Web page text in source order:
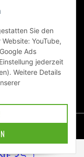
Sie den
YouTube,
Ads
jederzeit
Weitere Details